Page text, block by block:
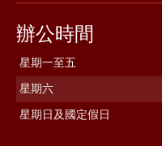
辦公時間
星期一至五
星期六
星期日及國定假日